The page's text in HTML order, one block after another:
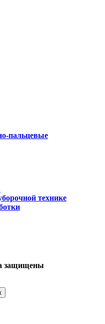
пальцевые
технике
защищены